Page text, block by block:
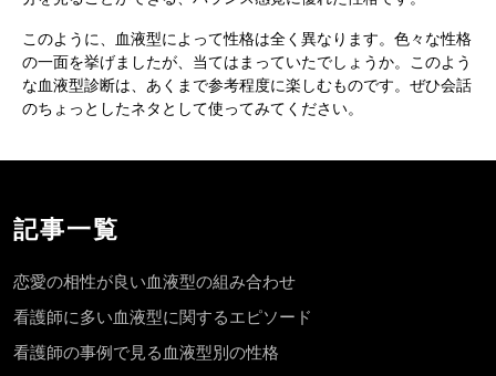
このように、血液型によって性格は全く異なります。色々な性格
の一面を挙げましたが、当てはまっていたでしょうか。このよう
な血液型診断は、あくまで参考程度に楽しむものです。ぜひ会話
のちょっとしたネタとして使ってみてください。
記事一覧
恋愛の相性が良い血液型の組み合わせ
看護師に多い血液型に関するエピソード
看護師の事例で見る血液型別の性格